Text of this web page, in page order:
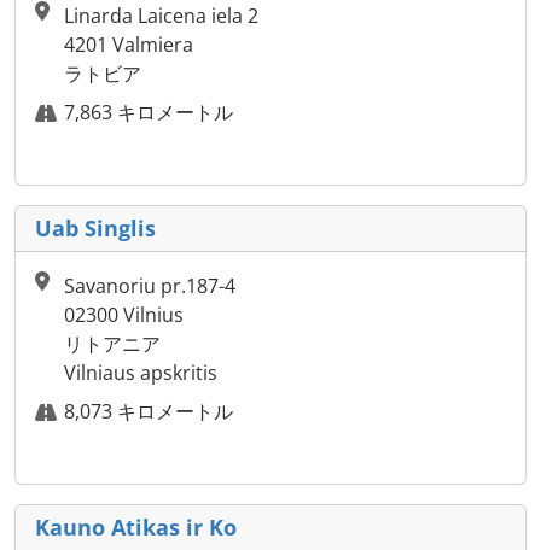
Linarda Laicena iela 2
4201 Valmiera
ラトビア
7,863 キロメートル
Uab Singlis
Savanoriu pr.187-4
02300 Vilnius
リトアニア
Vilniaus apskritis
8,073 キロメートル
Kauno Atikas ir Ko